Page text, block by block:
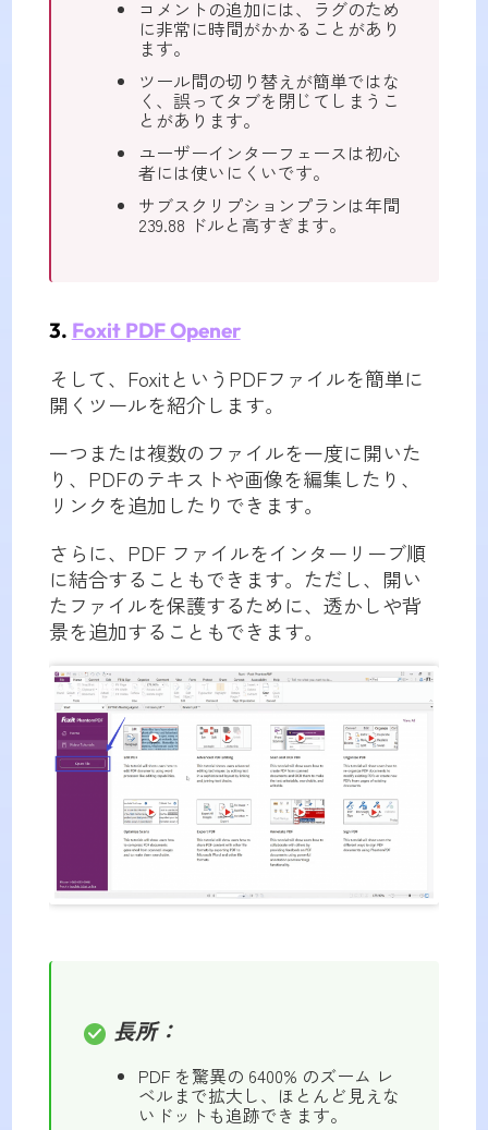
コメントの追加には、ラグのため
に非常に時間がかかることがあり
ます。
ツール間の切り替えが簡単ではな
く、誤ってタブを閉じてしまうこ
とがあります。
ユーザーインターフェースは初心
者には使いにくいです。
サブスクリプションプランは年間
239.88 ドルと高すぎます。
3. Foxit PDF Opener
そして、FoxitというPDFファイルを簡単に
開くツールを紹介します。
一つまたは複数のファイルを一度に開いた
り、PDFのテキストや画像を編集したり、
リンクを追加したりできます。
さらに、PDF ファイルをインターリーブ順
に結合することもできます。ただし、開い
たファイルを保護するために、透かしや背
景を追加することもできます。
長所：
PDF を驚異の 6400% のズーム レ
ベルまで拡大し、ほとんど見えな
いドットも追跡できます。